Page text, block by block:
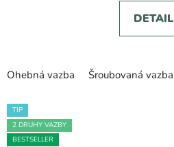
z
5
DETAIL
Ohebná vazba Šroubovaná vazba
TIP
2 DRUHY VAZBY
BESTSELLER